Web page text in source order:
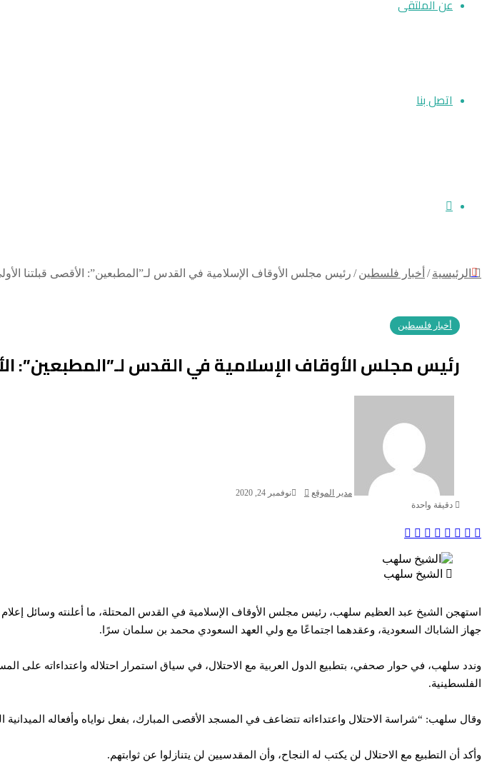
عن الملتقى
اتصل بنا
الرئيسية / أخبار فلسطين / رئيس مجلس الأوقاف الإسلامية في القدس لـ”المطبعين”: الأقصى قبلتنا
أخبار فلسطين
رئيس مجلس الأوقاف الإسلامية في القدس لـ”المطبعين”:
مدير الموقع
نوفمبر 24, 2020
دقيقة واحدة
فيسبوك ‫X
لينكدإن
بينتيريست
الشيخ سلهب
استهجن الشيخ عبد العظيم سلهب، رئيس مجلس الأوقاف الإسلامية في القدس المحتلة، ما أعلنته وسائل إعلام
جهاز الشاباك السعودية، وعقدهما اجتماعًا مع ولي العهد السعودي محمد بن سلمان سرًا.
وندد سلهب، في حوار صحفي، بتطبيع الدول العربية مع الاحتلال، في سياق استمرار احتلاله واعتداءاته على
الفلسطينية.
وقال سلهب: “شراسة الاحتلال واعتداءاته تتضاعف في المسجد الأقصى المبارك، بفعل نواياه وأفعاله
وأكد أن التطبيع مع الاحتلال لن يكتب له النجاح، وأن المقدسيين لن يتنازلوا عن ثوابتهم.
إغلاق